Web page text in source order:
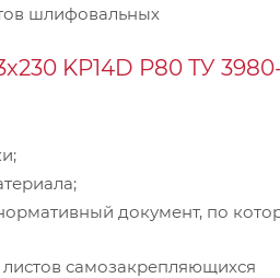
шлифовальных
KP14D Р80 ТУ
документ, по
самозакрепляющихся